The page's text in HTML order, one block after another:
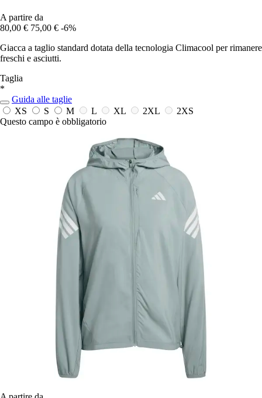
A partire da
80,00 € 75,00 € -6%
Giacca a taglio standard dotata della tecnologia Climacool per rimanere
freschi e asciutti.
Taglia
*
Guida alle taglie
XS
S M L XL 2XL
2XS
Questo campo è obbligatorio